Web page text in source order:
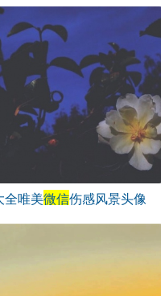
全唯美微信伤感风景头像